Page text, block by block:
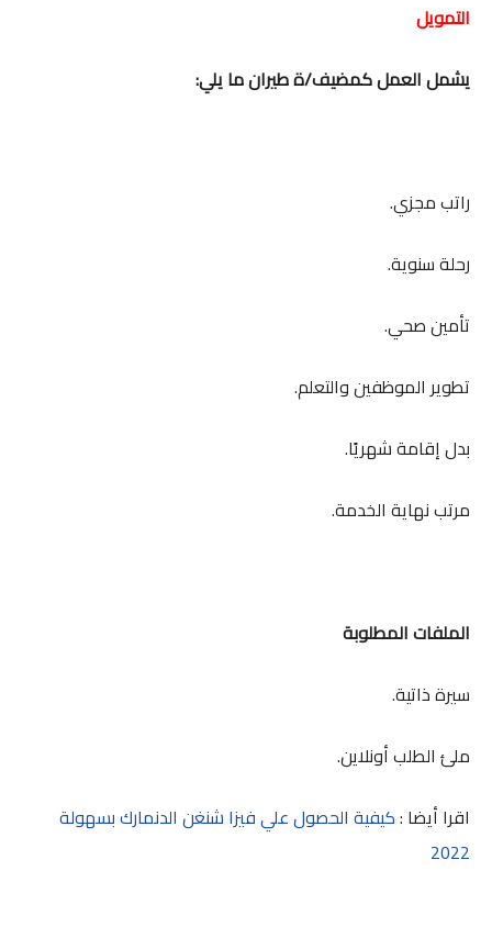
التمويل
يشمل العمل كمضيف/ة طيران ما يلي:
راتب مجزي.
رحلة سنوية.
تأمين صحي.
تطوير الموظفين والتعلم.
بدل إقامة شهريًا.
مرتب نهاية الخدمة.
الملفات المطلوبة
سيرة ذاتية.
ملئ الطلب أونلاين.
اقرا أيضا :كيفية الحصول علي فيزا شنغن الدنمارك بسهولة
2022